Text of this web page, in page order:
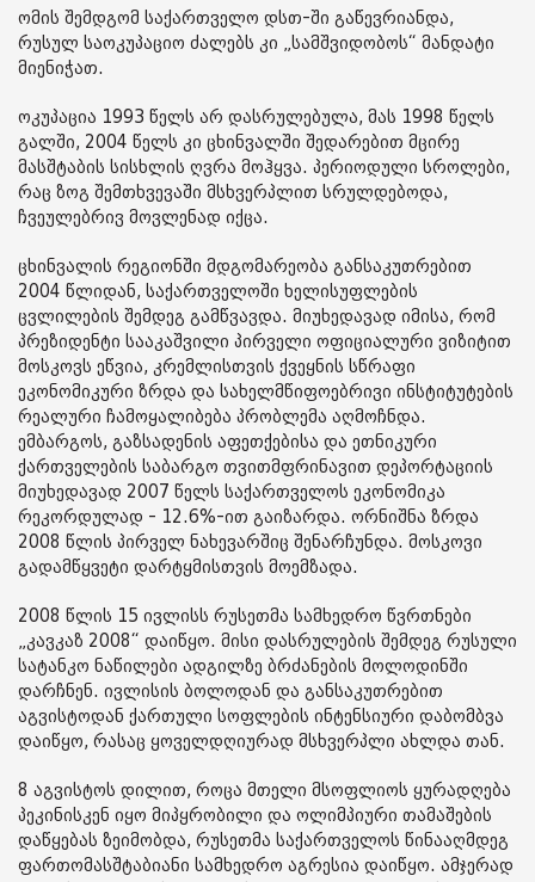
ომის შემდგომ საქართველო დსთ-ში გაწევრიანდა,
რუსულ საოკუპაციო ძალებს კი „სამშვიდობოს“ მანდატი
მიენიჭათ.
ოკუპაცია 1993 წელს არ დასრულებულა, მას 1998 წელს
გალში, 2004 წელს კი ცხინვალში შედარებით მცირე
მასშტაბის სისხლის ღვრა მოჰყვა. პერიოდული სროლები,
რაც ზოგ შემთხვევაში მსხვერპლით სრულდებოდა,
ჩვეულებრივ მოვლენად იქცა.
ცხინვალის რეგიონში მდგომარეობა განსაკუთრებით
2004 წლიდან, საქართველოში ხელისუფლების
ცვლილების შემდეგ გამწვავდა. მიუხედავად იმისა, რომ
პრეზიდენტი სააკაშვილი პირველი ოფიციალური ვიზიტით
მოსკოვს ეწვია, კრემლისთვის ქვეყნის სწრაფი
ეკონომიკური ზრდა და სახელმწიფოებრივი ინსტიტუტების
რეალური ჩამოყალიბება პრობლემა აღმოჩნდა.
ემბარგოს, გაზსადენის აფეთქებისა და ეთნიკური
ქართველების საბარგო თვითმფრინავით დეპორტაციის
მიუხედავად 2007 წელს საქართველოს ეკონომიკა
რეკორდულად - 12.6%-ით გაიზარდა. ორნიშნა ზრდა
2008 წლის პირველ ნახევარშიც შენარჩუნდა. მოსკოვი
გადამწყვეტი დარტყმისთვის მოემზადა.
2008 წლის 15 ივლისს რუსეთმა სამხედრო წვრთნები
„კავკაზ 2008“ დაიწყო. მისი დასრულების შემდეგ რუსული
სატანკო ნაწილები ადგილზე ბრძანების მოლოდინში
დარჩნენ. ივლისის ბოლოდან და განსაკუთრებით
აგვისტოდან ქართული სოფლების ინტენსიური დაბომბვა
დაიწყო, რასაც ყოველდღიურად მსხვერპლი ახლდა თან.
8 აგვისტოს დილით, როცა მთელი მსოფლიოს ყურადღება
პეკინისკენ იყო მიპყრობილი და ოლიმპიური თამაშების
დაწყებას ზეიმობდა, რუსეთმა საქართველოს წინააღმდეგ
ფართომასშტაბიანი სამხედრო აგრესია დაიწყო. ამჯერად